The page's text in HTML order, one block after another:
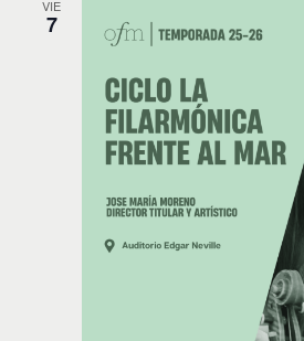
VIE
7